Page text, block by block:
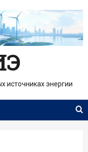
источниках энергии